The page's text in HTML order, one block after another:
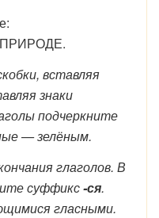
вставляя
знаки
подчеркните
— зелёным.
глаголов. В
суффикс-ся.
гласными.